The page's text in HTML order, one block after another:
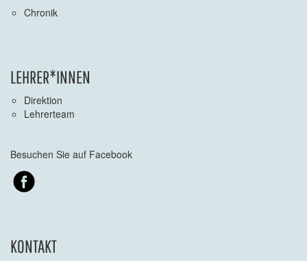
Chronik
LEHRER*INNEN
Direktion
Lehrerteam
Besuchen Sie auf Facebook
KONTAKT